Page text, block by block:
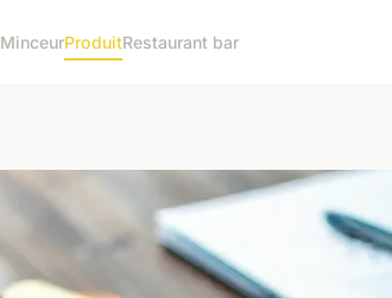
MinceurProduitRestaurant bar